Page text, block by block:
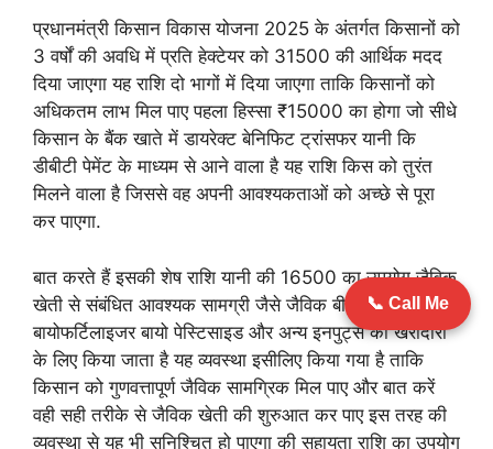
प्रधानमंत्री किसान विकास योजना 2025 के अंतर्गत किसानों को
3 वर्षों की अवधि में प्रति हेक्टेयर को 31500 की आर्थिक मदद
दिया जाएगा यह राशि दो भागों में दिया जाएगा ताकि किसानों को
अधिकतम लाभ मिल पाए पहला हिस्सा ₹15000 का होगा जो सीधे
किसान के बैंक खाते में डायरेक्ट बेनिफिट ट्रांसफर यानी कि
डीबीटी पेमेंट के माध्यम से आने वाला है यह राशि किस को तुरंत
मिलने वाला है जिससे वह अपनी आवश्यकताओं को अच्छे से पूरा
कर पाएगा.
बात करते हैं इसकी शेष राशि यानी की 16500 का उपयोग जैविक
खेती से संबंधित आवश्यक सामग्री जैसे जैविक बीज जैविक खाद
बायोफर्टिलाइजर बायो पेस्टिसाइड और अन्य इनपुट्स की खरीदारी
के लिए किया जाता है यह व्यवस्था इसीलिए किया गया है ताकि
किसान को गुणवत्तापूर्ण जैविक सामग्रिक मिल पाए और बात करें
वही सही तरीके से जैविक खेती की शुरुआत कर पाए इस तरह की
व्यवस्था से यह भी सुनिश्चित हो पाएगा की सहायता राशि का उपयोग
📞 Call Me